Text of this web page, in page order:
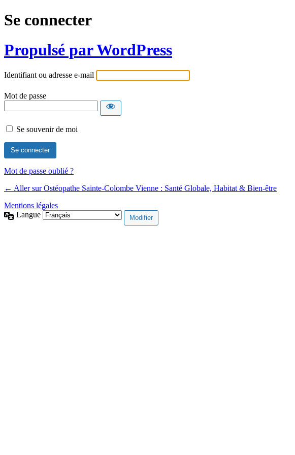
Se connecter
Propulsé par WordPress
Identifiant ou adresse e-mail
Mot de passe
Se souvenir de moi
Mot de passe oublié ?
← Aller sur Ostéopathe Sainte-Colombe Vienne : Santé Globale, Habitat & Bien-être
Mentions légales
Langue